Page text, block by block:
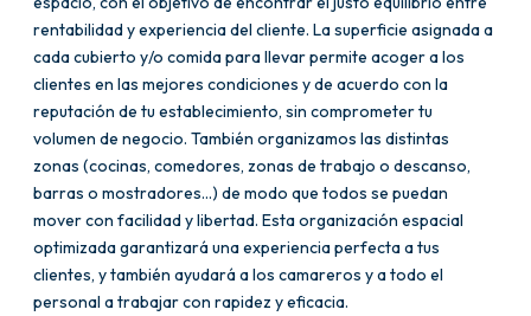
rentabilidad y experiencia del cliente. La superficie asignada a
cada cubierto y/o comida para llevar permite acoger a los
clientes en las mejores condiciones y de acuerdo con la
reputación de tu establecimiento, sin comprometer tu
volumen de negocio. También organizamos las distintas
zonas (cocinas, comedores, zonas de trabajo o descanso,
barras o mostradores…) de modo que todos se puedan
mover con facilidad y libertad. Esta organización espacial
optimizada garantizará una experiencia perfecta a tus
clientes, y también ayudará a los camareros y a todo el
personal a trabajar con rapidez y eficacia.